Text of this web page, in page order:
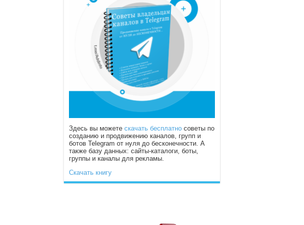
Здесь вы можете скачать бесплатно советы по
созданию и продвижению каналов, групп и
ботов Telegram от нуля до бесконечности. А
также базу данных: сайты-каталоги, боты,
группы и каналы для рекламы.
Скачать книгу